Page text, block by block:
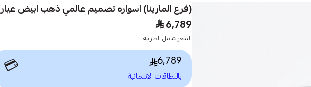
(فرع المارينا) اسواره تصميم عالمي ذهب ابيض عيار 18الوزن 9.12جرام
6,789
السعر شامل الضريبه
6,789
بالبطاقات الائتمانية 💳